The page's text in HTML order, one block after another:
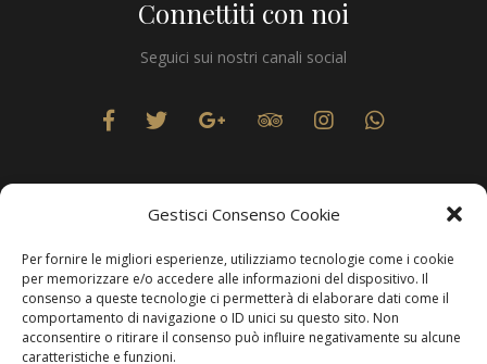
Gestisci Consenso Cookie
Per fornire le migliori esperienze, utilizziamo tecnologie come i cookie
per memorizzare e/o accedere alle informazioni del dispositivo. Il
consenso a queste tecnologie ci permetterà di elaborare dati come il
comportamento di navigazione o ID unici su questo sito. Non
acconsentire o ritirare il consenso può influire negativamente su alcune
caratteristiche e funzioni.
Connettiti con noi
Seguici sui nostri canali social
Privacy